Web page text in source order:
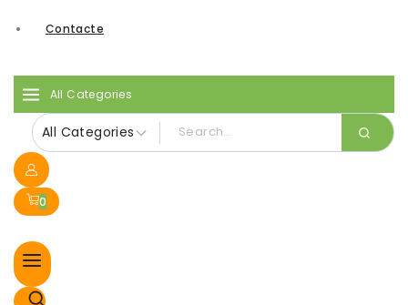
Contacte
All Categories
0